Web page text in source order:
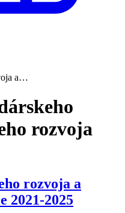
a…
rozvoja
rozvoja a
2021-2025